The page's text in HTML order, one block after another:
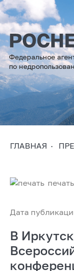
Федеральное
по
ГЛАВНАЯ
Дата
печать
В